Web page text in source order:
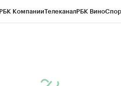
РБК КомпанииТелеканалРБК Вино